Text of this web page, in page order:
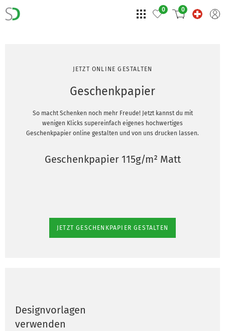
0 0
JETZT ONLINE GESTALTEN
Geschenkpapier
So macht Schenken noch mehr Freude! Jetzt kannst du mit
wenigen Klicks supereinfach eigenes hochwertiges
Geschenkpapier online gestalten und von uns drucken lassen.
Geschenkpapier 115g/m² Matt
JETZT GESCHENKPAPIER GESTALTEN
Designvorlagen
verwenden